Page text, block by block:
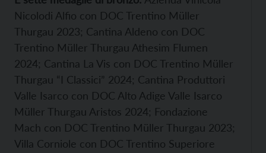
Nicolodi Alfio con DOC Trentino Müller
Thurgau 2023; Cantina Aldeno con DOC
Trentino Müller Thurgau Athesim Flumen
2024; Cantina La Vis con DOC Trentino Müller
Thurgau “I Classici” 2024; Cantina Produttori
Valle Isarco con DOC Alto Adige Valle Isarco
Müller Thurgau Aristos 2024; Fondazione
Mach con DOC Trentino Müller Thurgau 2023;
Villa Corniole con DOC Trentino Superiore